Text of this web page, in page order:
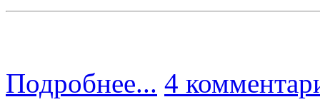
Подробнее... 4